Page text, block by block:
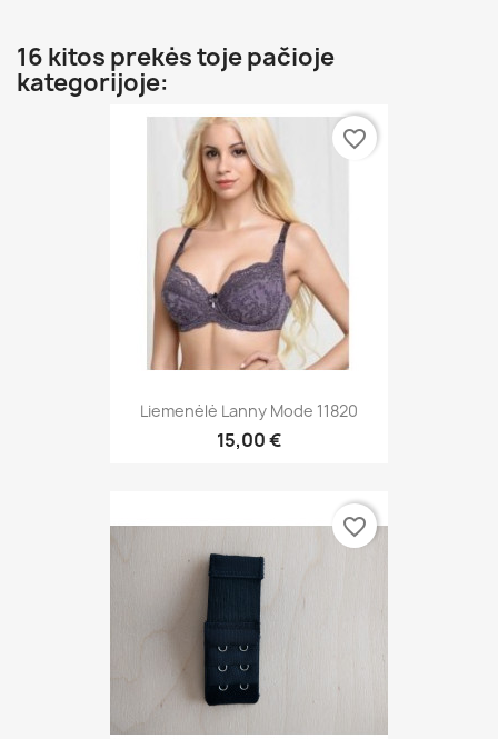
16 kitos prekės toje pačioje
kategorijoje:
Liemenėlė Lanny Mode 11820
15,00 €
favorite_border
favorite_border